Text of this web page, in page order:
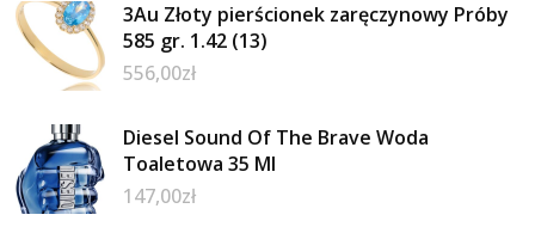
3Au Złoty pierścionek zaręczynowy Próby
585 gr. 1.42 (13)
556,00zł
Diesel Sound Of The Brave Woda
Toaletowa 35 Ml
147,00zł